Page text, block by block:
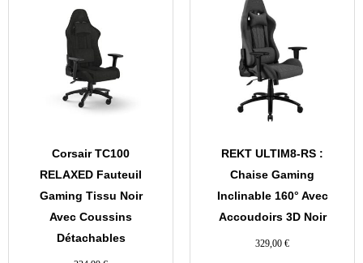
Corsair TC100
RELAXED Fauteuil
Gaming Tissu Noir
Avec Coussins
Détachables
REKT ULTIM8-RS :
Chaise Gaming
Inclinable 160° Avec
Accoudoirs 3D Noir
329,00 €